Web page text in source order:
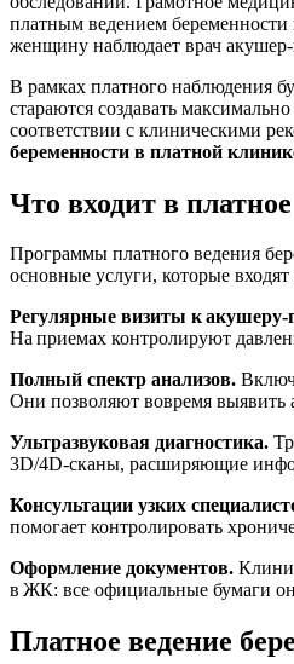
платным ведением беременности
женщину наблюдает врач
В рамках платного наблюдения
стараются создавать
соответствии с клиническими
беременности в платной
Что входит в
Программы платного ведения
основные услуги, которые
Регулярные визиты к
На приемах контролируют
Полный спектр анализов.
Они позволяют вовремя
Ультразвуковая диагностика.
3D/4D‑сканы, расширяющие
Консультации узких
помогает контролировать
Оформление документов.
в ЖК: все официальные бумаги
Платное ведение